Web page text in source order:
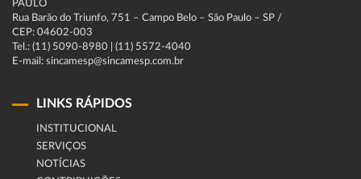
PAULO
Rua Barão do Triunfo, 751 – Campo Belo – São Paulo – SP /
CEP: 04602-003
Tel.: (11) 5090-8980 | (11) 5572-4040
E-mail: sincamesp@sincamesp.com.br
LINKS RÁPIDOS
INSTITUCIONAL
SERVIÇOS
NOTÍCIAS